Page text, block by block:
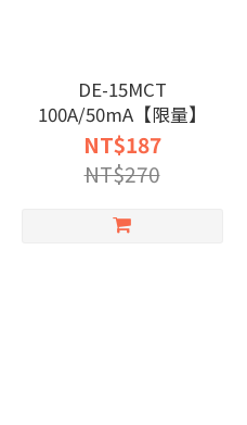
DE-15MCT
100A/50mA【限量】
NT$187
NT$270